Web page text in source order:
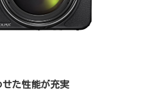
た性能が充実